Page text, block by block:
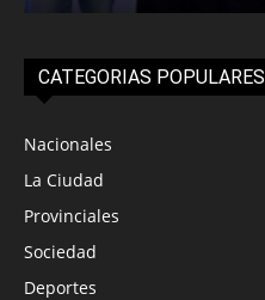
CATEGORIAS POPULARES
Nacionales
La Ciudad
Provinciales
Sociedad
Deportes